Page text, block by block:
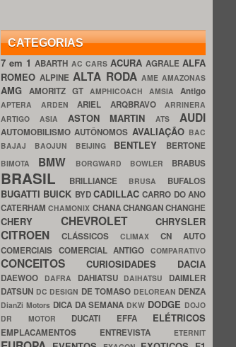
CATEGORIAS
7 em 1ABARTH AC CARS ACURA AGRALE ALFA
ROMEOALPINEALTA RODA AME AMAZONAS
AMG AMORITZ GT AMPHICOACH AMSIA Antigo
APTERA ARDEN ARIEL ARQBRAVO ARRINERA
ARTIGO ASIA ASTON MARTINATS AUDI
AUTOMOBILISMOAUTÔNOMOS AVALIAÇÃO BAC
BAJAJ BAOJUN BEIJING BENTLEY BERTONE
BIMOTA BMW BORGWARD BOWLER BRABUS
BRASIL BRILLIANCE BRUSA BUFALOS
BUGATTI BUICK BYDCADILLACCARRO DO ANO
CATERHAMCHAMONIX CHANACHANGANCHANGHE
CHERY CHEVROLET CHRYSLER
CITROEN CLÁSSICOS CLIMAX CN AUTO
COMERCIAIS COMERCIAL ANTIGOCOMPARATIVO
CONCEITOS CURIOSIDADES DACIA
DAEWOO DAFRA DAHIATSU DAIHATSU DAIMLER
DATSUN DC DESIGN DE TOMASO DELOREAN DENZA
DianZi Motors DICA DA SEMANA DKW DODGE DOJO
DR MOTOR DUCATI EFFA ELÉTRICOS
EMPLACAMENTOS ENTREVISTA ETERNIT